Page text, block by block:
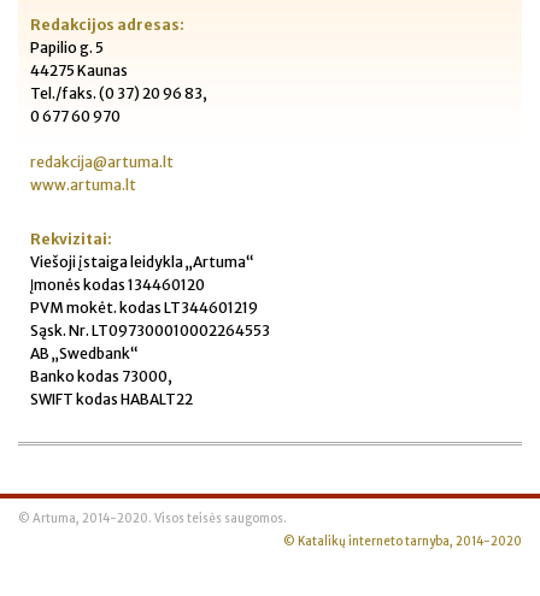
Redakcijos adresas:
Papilio g. 5
44275 Kaunas
Tel./faks. (0 37) 20 96 83,
0 677 60 970
redakcija@artuma.lt
www.artuma.lt
Rekvizitai:
Viešoji įstaiga leidykla „Artuma“
Įmonės kodas 134460120
PVM mokėt. kodas LT344601219
Sąsk. Nr. LT097300010002264553
AB „Swedbank“
Banko kodas 73000,
SWIFT kodas HABALT22
© Artuma, 2014-2020. Visos teisės saugomos.
© Katalikų interneto tarnyba, 2014-2020